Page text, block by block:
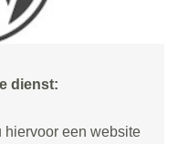
dienst:
hiervoor een website